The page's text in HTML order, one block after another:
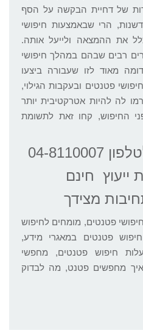
של דחיית הבקשה על הסף
הרי שבאמצעות חיפושי
את ההמצאה ולייעל אותה.
רבים שבהם במהלך חיפושי
מאוד לזו שעבורה ביצעו
פטנטים ובעקבות הגילוי,
לה להיות אטרקטיבית יותר
החיפוש, קחו זאת לתשומת
ייעוץ חינם
מצידך
פטנטים, מומחים לחיפוש
פטנטים במאגרי מידע,
חיפוש פטנטים, מחפשי
מחפשים פטנט, מה לבדוק